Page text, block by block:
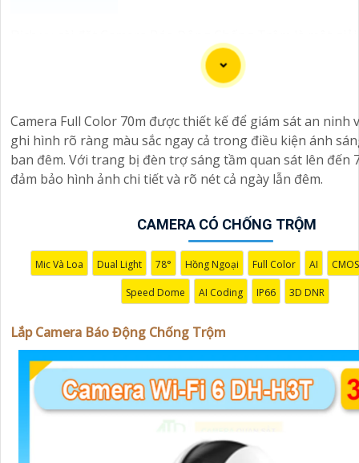
quả để bảo vệ tài sản và nhà ở của bạn. Camera báo
giúp bạn theo dõi và ghi lại hình ảnh, cung cấp cảnh báo
hiện sự xâm nhập hoặc hành vi đáng ngờ trong không
sát.
Nếu bạn quan tâm đến việc lắp đặt Camera Báo Động
bạn có thể liên hệ với các công ty cung cấp dịch vụ lắp đặt
công ty an ninh chuyên nghiệp địa phương. Bạn cũng có
về các sản phẩm camera báo động trên thị trường và tự
Nếu bạn cần thêm thông tin hoặc muốn để lại thông tin
công trình có thể giúp bạn tìm kiếm các dịch vụ liên quan
Camera Báo Động Chống Trộm.
Camera Full Color 70m được thiết kế để giám sát an ninh
ghi hình rõ ràng màu sắc ngay cả trong điều kiện ánh
ban đêm. Với trang bị đèn trợ sáng tầm quan sát lên đến
đảm bảo hình ảnh chi tiết và rõ nét cả ngày lẫn đêm.
CAMERA CÓ CHỐNG TRỘM
Mic Và Loa Dual Light 78° Hồng Ngoại Full Color AI CMOS
Speed Dome AI Coding IP66 3D DNR
Lắp Camera Báo Động Chống Trộm